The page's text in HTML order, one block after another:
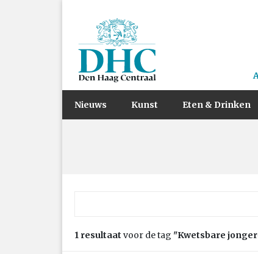
Nieuws Kunst Eten & Drinken
1 resultaat voor de tag "Kwetsbare